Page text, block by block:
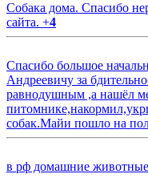
Собака дома. Спасибо
сайта. +4
Спасибо большое
Андреевичу за
равнодушным ,а нашёл
собак.Майи пошло на
в рф домашние